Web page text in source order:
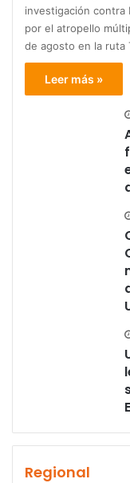
investigación contra
por el atropello
de agosto en la ruta
Leer más »
Regional